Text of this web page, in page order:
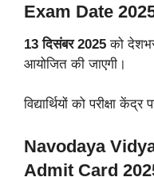
Exam Date
13 दिसंबर 2025 को
आयोजित की जाएगी।
विद्यार्थियों को परीक्षा
Navodaya
Admit Card